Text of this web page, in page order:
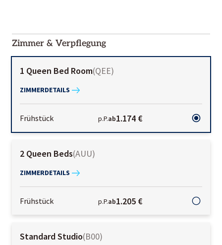
01-02
Zimmer & Verpflegung
1 Queen Bed Room(QEE)
ZIMMERDETAILS
Frühstück p.P.ab1.174 €
2 Queen Beds(AUU)
ZIMMERDETAILS
Frühstück p.P.ab1.205 €
Standard Studio(B00)